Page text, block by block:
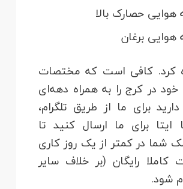
هوایی حصارک بالا
هوایی برغان
کرد. کافی است که مختصات
خود در کرج را به همراه دهه‌ای
برای ما از طریق تلگرام،
ایتا برای ما ارسال کنید تا
شما در کمتر از یک روز کاری
رایگان (بر خلاف سایر
شود.